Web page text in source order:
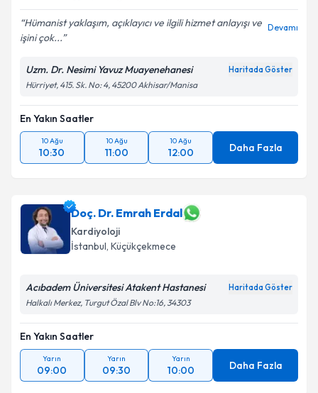
Hümanist yaklaşım, açıklayıcı ve ilgili hizmet anlayışı ve
işini çok...
Devamı
Uzm. Dr. Nesimi Yavuz Muayenehanesi Haritada Göster
Hürriyet, 415. Sk. No: 4, 45200 Akhisar/Manisa
En Yakın Saatler
10 Ağu
10:30
10 Ağu
11:00
10 Ağu
12:00 Daha Fazla
Doç. Dr. Emrah Erdal
Kardiyoloji
İstanbul, Küçükçekmece
Acıbadem Üniversitesi Atakent Hastanesi Haritada Göster
Halkalı Merkez, Turgut Özal Blv No:16, 34303
En Yakın Saatler
Yarın
09:00
Yarın
09:30
Yarın
10:00 Daha Fazla